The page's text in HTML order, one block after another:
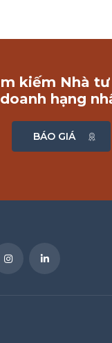
kiếm Nhà
hạng
BÁO GIÁ